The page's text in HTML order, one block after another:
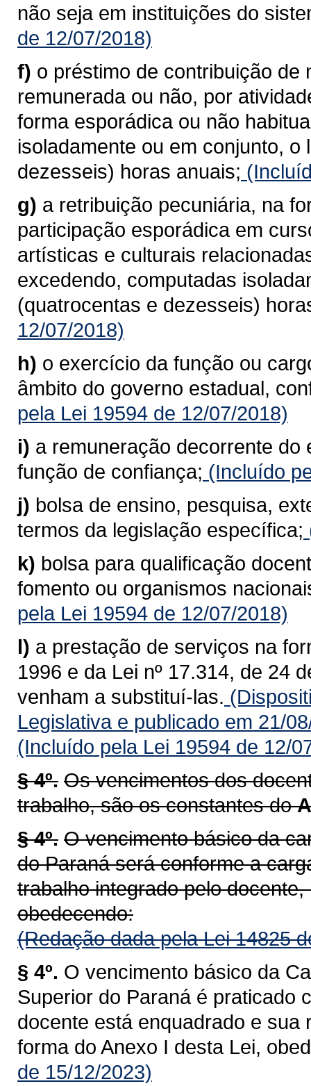
não seja em instituições do
de 12/07/2018)
f) o préstimo de contribuição
remunerada ou não, por
forma esporádica ou não
isoladamente ou em conjunto,
dezesseis) horas anuais;
g) a retribuição pecuniária, na
participação esporádica em
artísticas e culturais
excedendo, computadas
(quatrocentas e dezesseis)
12/07/2018)
h) o exercício da função ou
âmbito do governo estadual,
pela Lei 19594 de 12/07/2018)
i) a remuneração decorrente
função de confiança; (Incluído
j) bolsa de ensino, pesquisa,
termos da legislação específica;
k) bolsa para qualificação
fomento ou organismos
pela Lei 19594 de 12/07/2018)
l) a prestação de serviços na
1996 e da Lei nº 17.314, de 24
venham a substituí-las.
Legislativa e publicado em 21/
(Incluído pela Lei 19594 de 12/
§ 4º. Os vencimentos dos
trabalho, são os constantes do
§ 4º. O vencimento básico da
do Paraná será conforme a
trabalho integrado pelo
obedecendo:
(Redação dada pela Lei 14825
§ 4º. O vencimento básico da
Superior do Paraná é praticado
docente está enquadrado e
forma do Anexo I desta Lei,
de 15/12/2023)